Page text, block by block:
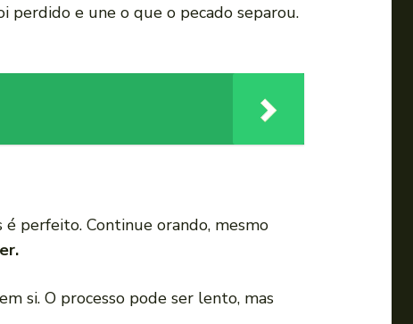
perdido e une o que o pecado separou.
perfeito. Continue orando, mesmo
si. O processo pode ser lento, mas